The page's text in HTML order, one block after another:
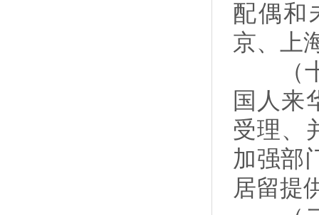
配偶和
京、上
（十
国人来
受理、
加强部
居留提